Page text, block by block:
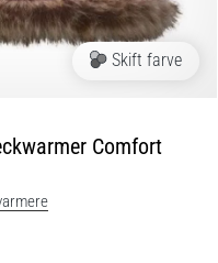
Skift farve
Comfort